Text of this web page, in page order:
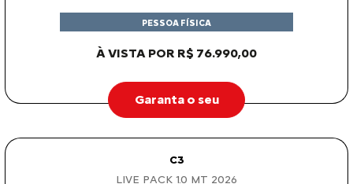
À VISTA POR R$ 76.990,00
PESSOA FÍSICA
Garanta o seu
C3
LIVE PACK 1.0 MT 2026